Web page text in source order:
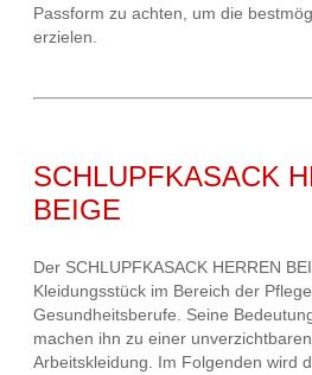
Passform zu achten, um die
erzielen.
SCHLUPFKASACK
BEIGE
Der SCHLUPFKASACK HERREN
Kleidungsstück im Bereich der
Gesundheitsberufe. Seine
machen ihn zu einer
Arbeitskleidung. Im Folgenden wird